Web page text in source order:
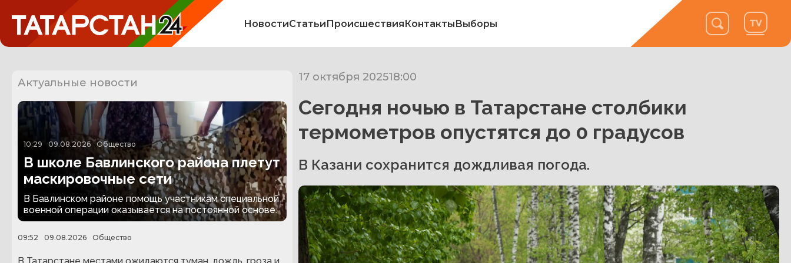
НовостиСтатьиПроисшествияКонтактыВыборы
Актуальные новости
10:29 09.08.2026 Общество
В школе Бавлинского района плетут
маскировочные сети
В Бавлинском районе помощь участникам специальной
военной операции оказывается на постоянной основе.
09:52 09.08.2026 Общество
В Татарстане местами ожидаются туман, дождь, гроза и
17 октября 202518:00
Сегодня ночью в Татарстане столбики
термометров опустятся до 0 градусов
В Казани сохранится дождливая погода.